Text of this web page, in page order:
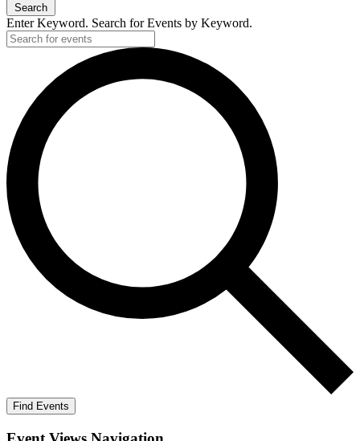
Search
Enter Keyword. Search for Events by Keyword.
Find Events